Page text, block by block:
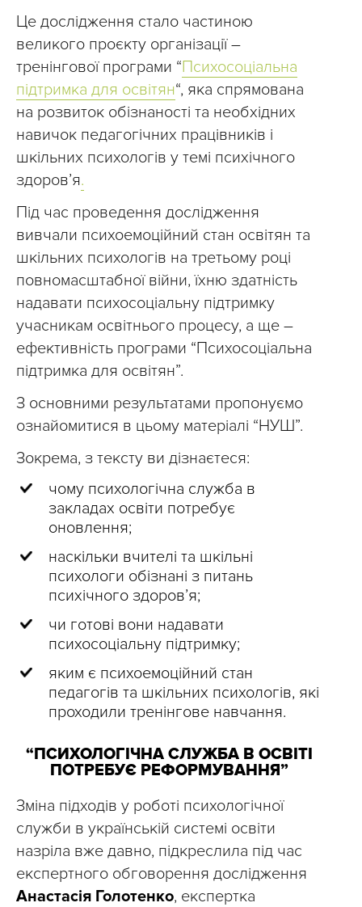
Це дослідження стало частиною
великого проєкту організації –
тренінгової програми “Психосоціальна
підтримка для освітян“, яка спрямована
на розвиток обізнаності та необхідних
навичок педагогічних працівників і
шкільних психологів у темі психічного
здоров’я.
Під час проведення дослідження
вивчали психоемоційний стан освітян та
шкільних психологів на третьому році
повномасштабної війни, їхню здатність
надавати психосоціальну підтримку
учасникам освітнього процесу, а ще –
ефективність програми “Психосоціальна
підтримка для освітян”.
З основними результатами пропонуємо
ознайомитися в цьому матеріалі “НУШ”.
Зокрема, з тексту ви дізнаєтеся:
чому психологічна служба в
закладах освіти потребує
оновлення;
наскільки вчителі та шкільні
психологи обізнані з питань
психічного здоров’я;
чи готові вони надавати
психосоціальну підтримку;
яким є психоемоційний стан
педагогів та шкільних психологів, які
проходили тренінгове навчання.
“ПСИХОЛОГІЧНА СЛУЖБА В ОСВІТІ
ПОТРЕБУЄ РЕФОРМУВАННЯ”
Зміна підходів у роботі психологічної
служби в українській системі освіти
назріла вже давно, підкреслила під час
експертного обговорення дослідження
Анастасія Голотенко, експертка